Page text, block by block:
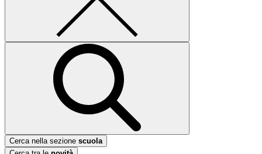
Cerca nella sezione scuola